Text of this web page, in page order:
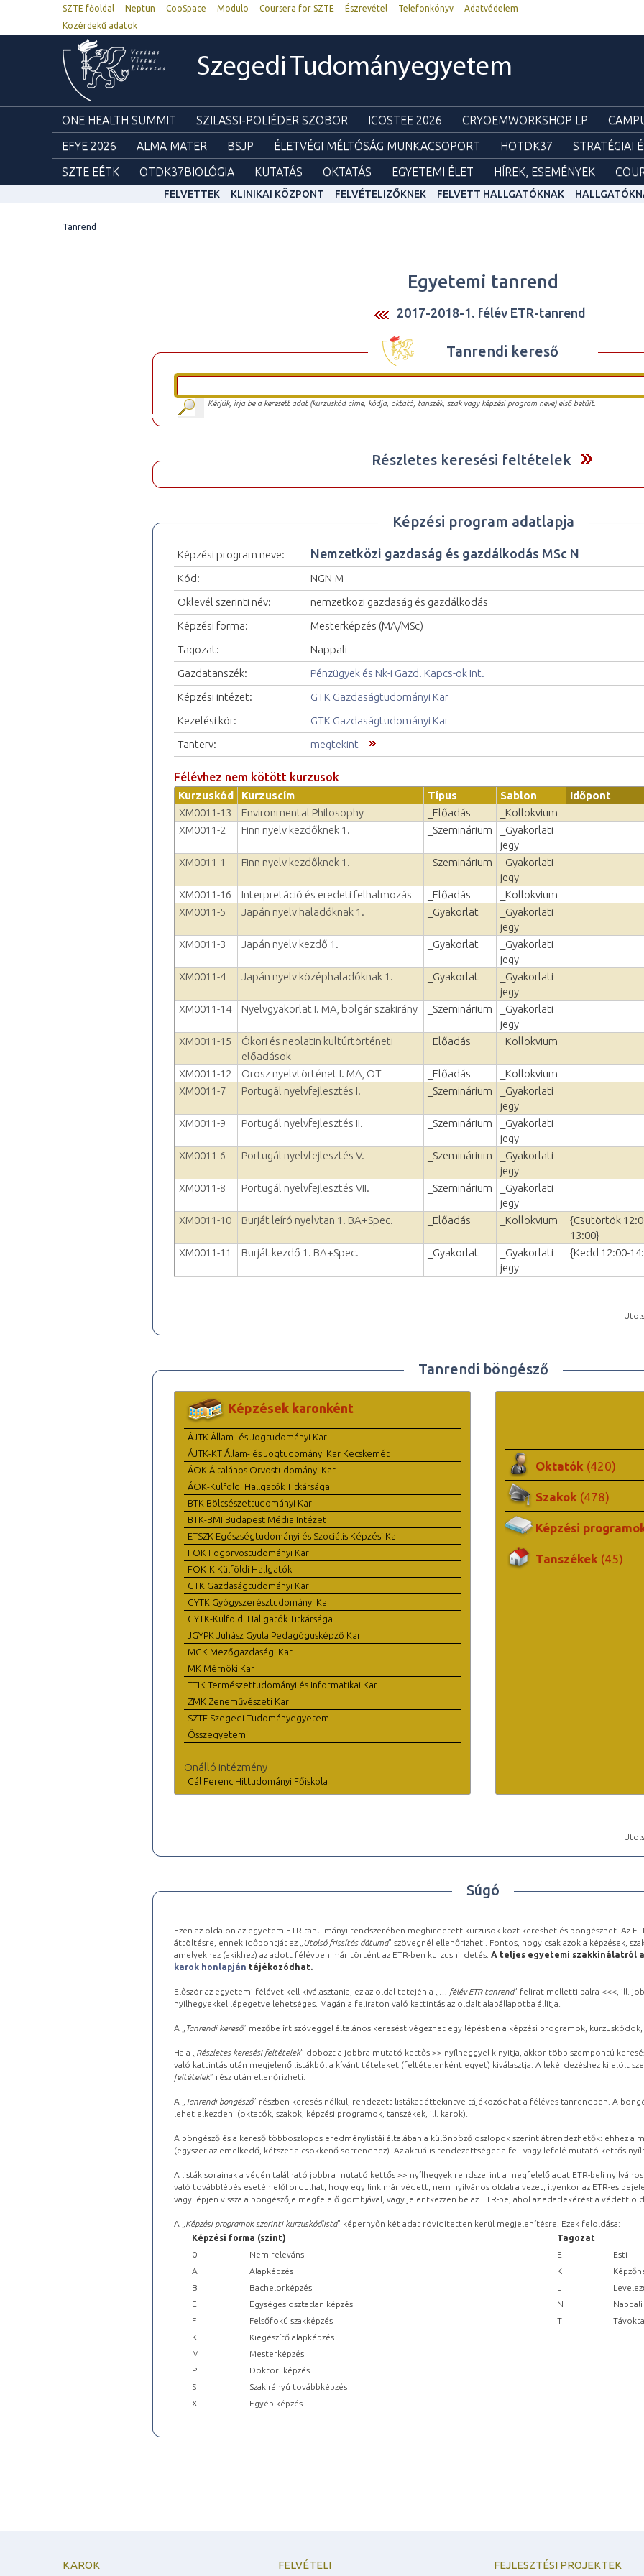
SZTE főoldal Neptun CooSpace Modulo Coursera for SZTE Észrevétel Telefonkönyv
Adatvédelem
Közérdekű adatok
Szegedi Tudományegyetem
ONE HEALTH SUMMIT SZILASSI-POLIÉDER SZOBOR ICOSTEE 2026 CRYOEMWORKSHOP LP
EFYE 2026
ALMA MATER BSJP ÉLETVÉGI MÉLTÓSÁG MUNKACSOPORT HOTDK37 STRATÉGIAI
SZTE EÉTK
OTDK37BIOLÓGIA KUTATÁS OKTATÁS EGYETEMI ÉLET HÍREK, ESEMÉNYEK
FELVETTEK KLINIKAI KÖZPONT FELVÉTELIZŐKNEK FELVETT HALLGATÓKNAK
Tanrend
Egyetemi tanrend
2017-2018-1. félév ETR-tanrend
Tanrendi kereső
Kérjük, írja be a keresett adat (kurzuskód címe, kódja, oktató, tanszék, szak vagy képzési program neve) első betűit.
Részletes keresési feltételek
Képzési program adatlapja
Képzési program neve: Nemzetközi gazdaság és gazdálkodás MSc N
Kód:
NGN-M
Oklevél szerinti név:
nemzetközi gazdaság és gazdálkodás
Képzési forma:
Mesterképzés (MA/MSc)
Tagozat:
Nappali
Gazdatanszék:
Pénzügyek és Nk-i Gazd. Kapcs-ok Int.
Képzési intézet:
GTK Gazdaságtudományi Kar
Kezelési kör:
GTK Gazdaságtudományi Kar
Tanterv:
megtekint
Félévhez nem kötött kurzusok
Kurzuskód Kurzuscím Típus Sablon Időpont
XM0011-13
Environmental Philosophy _Előadás
_Kollokvium
XM0011-2
Finn nyelv kezdőknek 1. _Szeminárium
_Gyakorlati
jegy
XM0011-1
Finn nyelv kezdőknek 1. _Szeminárium
_Gyakorlati
jegy
XM0011-16
Interpretáció és eredeti felhalmozás _Előadás
_Kollokvium
XM0011-5
Japán nyelv haladóknak 1. _Gyakorlat
_Gyakorlati
jegy
XM0011-3
Japán nyelv kezdő 1. _Gyakorlat
_Gyakorlati
jegy
XM0011-4
Japán nyelv középhaladóknak 1. _Gyakorlat
_Gyakorlati
jegy
XM0011-14
Nyelvgyakorlat I. MA, bolgár szakirány _Szeminárium
_Gyakorlati
jegy
XM0011-15
Ókori és neolatin kultúrtörténeti
előadások
_Előadás _Kollokvium
XM0011-12 Orosz nyelvtörténet I. MA, OT _Előadás
_Kollokvium
XM0011-7
Portugál nyelvfejlesztés I. _Szeminárium
_Gyakorlati
jegy
XM0011-9
Portugál nyelvfejlesztés II. _Szeminárium
_Gyakorlati
jegy
XM0011-6
Portugál nyelvfejlesztés V. _Szeminárium
_Gyakorlati
jegy
XM0011-8
Portugál nyelvfejlesztés VII. _Szeminárium
_Gyakorlati
jegy
XM0011-10
Burját leíró nyelvtan 1. BA+Spec. _Előadás _Kollokvium
{Csütörtök
13:00}
XM0011-11
Burját kezdő 1. BA+Spec. _Gyakorlat
_Gyakorlati
jegy
{Kedd 12:00-
Tanrendi böngésző
Képzések karonként
ÁJTK Állam- és Jogtudományi Kar
ÁJTK-KT Állam- és Jogtudományi Kar Kecskemét
ÁOK Általános Orvostudományi Kar
ÁOK-Külföldi Hallgatók Titkársága
BTK Bölcsészettudományi Kar
BTK-BMI Budapest Média Intézet
ETSZK Egészségtudományi és Szociális Képzési Kar
FOK Fogorvostudományi Kar
FOK-K Külföldi Hallgatók
GTK Gazdaságtudományi Kar
GYTK Gyógyszerésztudományi Kar
GYTK-Külföldi Hallgatók Titkársága
JGYPK Juhász Gyula Pedagógusképző Kar
MGK Mezőgazdasági Kar
MK Mérnöki Kar
TTIK Természettudományi és Informatikai Kar
ZMK Zeneművészeti Kar
SZTE Szegedi Tudományegyetem
Összegyetemi
Önálló intézmény
Gál Ferenc Hittudományi Főiskola
Oktatók (420)
Szakok (478)
Képzési
Tanszékek (45)
Súgó
Ezen az oldalon az egyetem ETR tanulmányi rendszerében meghirdetett kurzusok közt kereshet és böngészhet. Az
áttöltésre, ennek időpontját az „ Utolsó frissítés dátuma” szövegnél ellenőrizheti. Fontos, hogy csak azok a képzések,
amelyekhez (akikhez) az adott félévben már történt az ETR-ben kurzushirdetés. A teljes egyetemi szakkínálatról a
karok honlapján tájékozódhat.
Először az egyetemi félévet kell kiválasztania, ez az oldal tetején a „ … félév ETR-tanrend” felirat melletti balra <<<, ill.
nyílhegyekkel lépegetve lehetséges. Magán a feliraton való kattintás az oldalt alapállapotba állítja.
A „ Tanrendi kereső” mezőbe írt szöveggel általános keresést végezhet egy lépésben a képzési programok,
Ha a „ Részletes keresési feltételek” dobozt a jobbra mutató kettős >> nyílheggyel kinyitja, akkor több szempontú
való kattintás után megjelenő listákból a kívánt tételeket (feltételenként egyet) kiválasztja. A lekérdezéshez kijelölt
feltételek” rész után ellenőrizheti.
A „ Tanrendi böngésző” részben keresés nélkül, rendezett listákat áttekintve tájékozódhat a féléves tanrendben. A
lehet elkezdeni (oktatók, szakok, képzési programok, tanszékek, ill. karok).
A böngésző és a kereső többoszlopos eredménylistái általában a különböző oszlopok szerint átrendezhetők: ehhez a
(egyszer az emelkedő, kétszer a csökkenő sorrendhez). Az aktuális rendezettséget a fel- vagy lefelé mutató kettős
A listák sorainak a végén található jobbra mutató kettős >> nyílhegyek rendszerint a megfelelő adat ETR-beli
való továbblépés esetén előfordulhat, hogy egy link már védett, nem nyilvános oldalra vezet, ilyenkor az ETR-es
vagy lépjen vissza a böngészője megfelelő gombjával, vagy jelentkezzen be az ETR-be, ahol az adatlekérést a védett
A „ Képzési programok szerinti kurzuskódlista” képernyőn két adat rövidítetten kerül megjelenítésre. Ezek feloldása:
Képzési forma (szint)
Tagozat
0
Nem releváns E
Esti
A
Alapképzés K
B
Bachelorképzés L
E
Egységes osztatlan képzés N
Nappali
F
Felsőfokú szakképzés T
K
Kiegészítő alapképzés
M
Mesterképzés
P
Doktori képzés
S
Szakirányú továbbképzés
X
Egyéb képzés
KAROK FELVÉTELI FEJLESZTÉSI PROJEKTEK